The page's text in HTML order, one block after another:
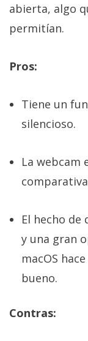
abierta, algo
permitían.
Pros:
Tiene un
silencioso.
La webcam
El hecho
y una gran
macOS
bueno.
Contras: